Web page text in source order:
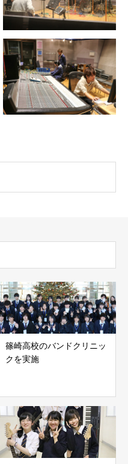
篠崎高校のバンドクリニッ
クを実施